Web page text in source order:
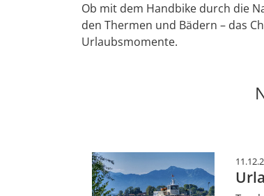
Ob mit dem Handbike durch die
den Thermen und Bädern – das
Urlaubsmomente.